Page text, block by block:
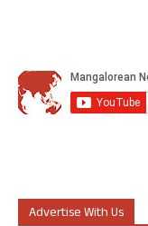
Advertise With Us